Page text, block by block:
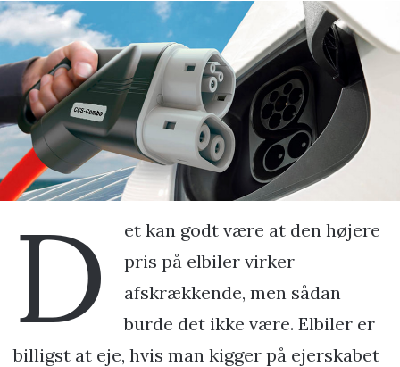
D
et kan godt være at den højere
pris på elbiler virker
afskrækkende, men sådan
burde det ikke være. Elbiler er
billigst at eje, hvis man kigger på ejerskabet